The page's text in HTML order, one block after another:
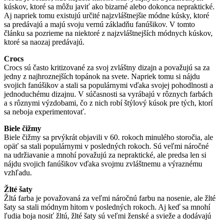
kúskov, ktoré sa môžu javiť ako bizarné alebo dokonca nepraktické.
Aj napriek tomu existujú určité najzvláštnejšie módne kúsky, ktoré
sa predávajú a majú svoju vernú základňu fanúšikov. V tomto
článku sa pozrieme na niektoré z najzvláštnejších módnych kúskov,
ktoré sa naozaj predávajú.
Crocs
Crocs sú často kritizované za svoj zvláštny dizajn a považujú sa za
jedny z najhroznejších topánok na svete. Napriek tomu si nájdu
svojich fanúšikov a stali sa populárnymi vďaka svojej pohodlnosti a
jednoduchému dizajnu. V súčasnosti sa vyrábajú v rôznych farbách
a s rôznymi výzdobami, čo z nich robí štýlový kúsok pre tých, ktorí
sa neboja experimentovať.
Biele čižmy
Biele čižmy sa prvýkrát objavili v 60. rokoch minulého storočia, ale
opäť sa stali populárnymi v posledných rokoch. Sú veľmi náročné
na udržiavanie a mnohí považujú za nepraktické, ale predsa len si
nájdu svojich fanúšikov vďaka svojmu zvláštnemu a výraznému
vzhľadu.
Žlté šaty
Žltá farba je považovaná za veľmi náročnú farbu na nosenie, ale žlté
šaty sa stali módnym hitom v posledných rokoch. Aj keď sa mnohí
ľudia boja nosiť žltú, žlté šaty sú veľmi ženské a svieže a dodávajú